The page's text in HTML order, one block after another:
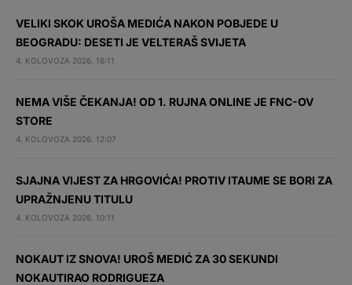
VELIKI SKOK UROŠA MEDIĆA NAKON POBJEDE U
BEOGRADU: DESETI JE VELTERAŠ SVIJETA
4. KOLOVOZA 2026. 16:11
NEMA VIŠE ČEKANJA! OD 1. RUJNA ONLINE JE FNC-OV
STORE
4. KOLOVOZA 2026. 12:07
SJAJNA VIJEST ZA HRGOVIĆA! PROTIV ITAUME SE BORI ZA
UPRAŽNJENU TITULU
4. KOLOVOZA 2026. 10:11
NOKAUT IZ SNOVA! UROŠ MEDIĆ ZA 30 SEKUNDI
NOKAUTIRAO RODRIGUEZA